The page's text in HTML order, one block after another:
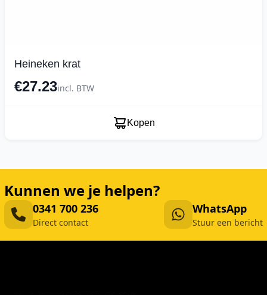
Heineken krat
€27.23incl. BTW
Kopen
Kunnen we je helpen?
0341 700 236
Direct contact
WhatsApp
Stuur een bericht